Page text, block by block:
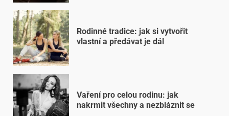
Rodinné tradice: jak si vytvořit
vlastní a předávat je dál
Vaření pro celou rodinu: jak
nakrmit všechny a nezbláznit se